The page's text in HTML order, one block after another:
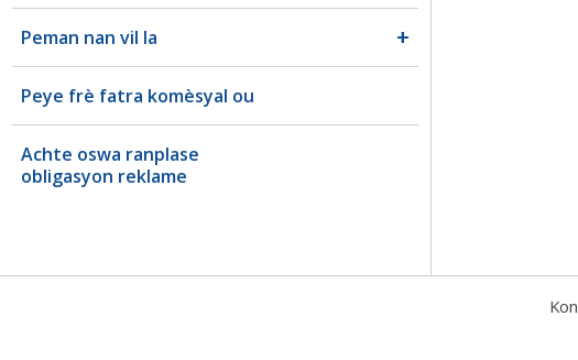
Peman nan vil la
Peye frè fatra komèsyal ou
Achte oswa ranplase
obligasyon reklame